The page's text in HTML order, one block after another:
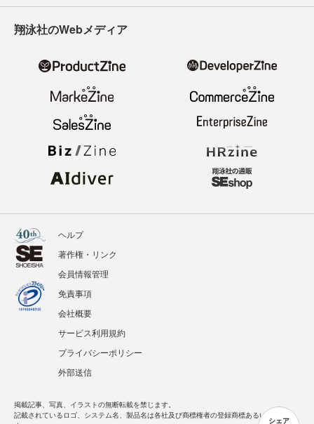
シェア
ニュース 記事
イベント BOOKS
ヘルプ
会員情報管理